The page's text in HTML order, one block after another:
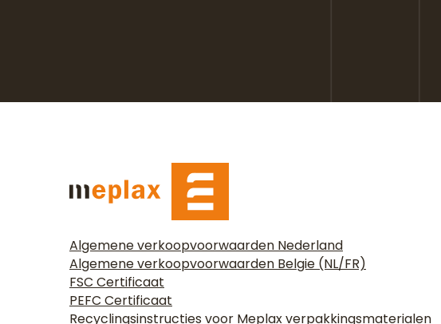
Algemene verkoopvoorwaarden Nederland
Algemene verkoopvoorwaarden Belgie (NL/FR)
FSC Certificaat
PEFC Certificaat
Recyclingsinstructies voor Meplax verpakkingsmaterialen